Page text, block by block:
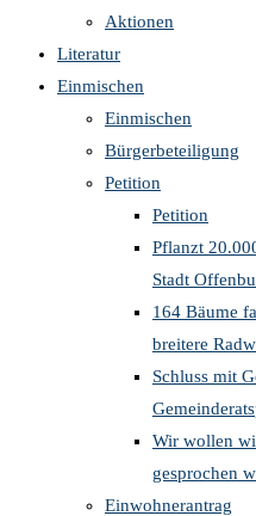
Aktionen
Literatur
Einmischen
Einmischen
Bürgerbeteiligung
Petition
Petition
Pflanzt
Stadt
164 Bäume
breitere
Schluss mit
Wir wollen
gesprochen
Einwohnerantrag